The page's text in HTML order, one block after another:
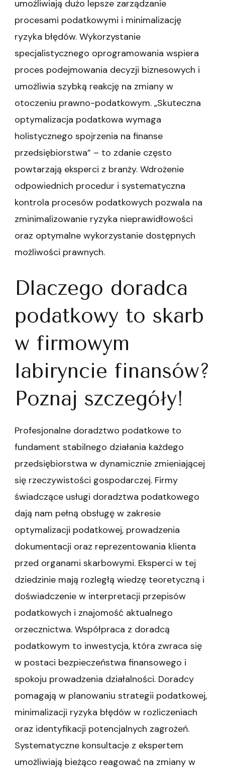
umożliwiają dużo lepsze zarządzanie
procesami podatkowymi i minimalizację
ryzyka błędów. Wykorzystanie
specjalistycznego oprogramowania wspiera
proces podejmowania decyzji biznesowych i
umożliwia szybką reakcję na zmiany w
otoczeniu prawno-podatkowym. „Skuteczna
optymalizacja podatkowa wymaga
holistycznego spojrzenia na finanse
przedsiębiorstwa” – to zdanie często
powtarzają eksperci z branży. Wdrożenie
odpowiednich procedur i systematyczna
kontrola procesów podatkowych pozwala na
zminimalizowanie ryzyka nieprawidłowości
oraz optymalne wykorzystanie dostępnych
możliwości prawnych.
Dlaczego doradca
podatkowy to skarb
w firmowym
labiryncie finansów?
Poznaj szczegóły!
Profesjonalne doradztwo podatkowe to
fundament stabilnego działania każdego
przedsiębiorstwa w dynamicznie zmieniającej
się rzeczywistości gospodarczej. Firmy
świadczące usługi doradztwa podatkowego
dają nam pełną obsługę w zakresie
optymalizacji podatkowej, prowadzenia
dokumentacji oraz reprezentowania klienta
przed organami skarbowymi. Eksperci w tej
dziedzinie mają rozległą wiedzę teoretyczną i
doświadczenie w interpretacji przepisów
podatkowych i znajomość aktualnego
orzecznictwa. Współpraca z doradcą
podatkowym to inwestycja, która zwraca się
w postaci bezpieczeństwa finansowego i
spokoju prowadzenia działalności. Doradcy
pomagają w planowaniu strategii podatkowej,
minimalizacji ryzyka błędów w rozliczeniach
oraz identyfikacji potencjalnych zagrożeń.
Systematyczne konsultacje z ekspertem
umożliwiają bieżąco reagować na zmiany w